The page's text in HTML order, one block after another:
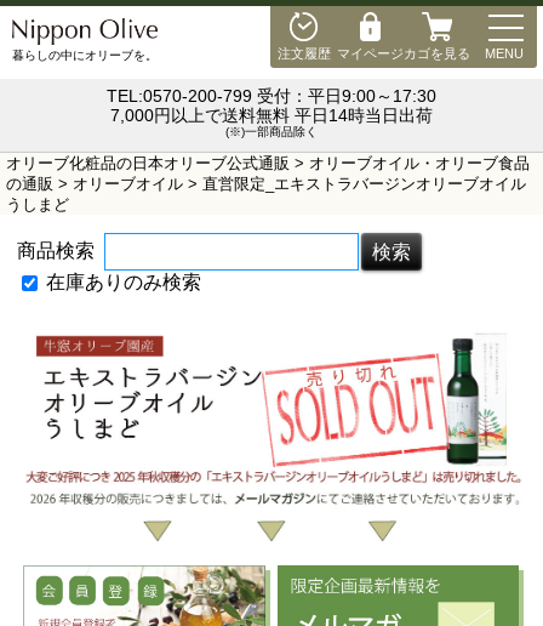
注文履歴 マイページカゴを見る MENU
暮らしの中にオリーブを。
TEL:0570-200-799 受付：平日9:00～17:30
7,000円以上で送料無料 平日14時当日出荷
(※)一部商品除く
オリーブ化粧品の日本オリーブ公式通販 > オリーブオイル・オリーブ食品
の通販 > オリーブオイル > 直営限定_エキストラバージンオリーブオイル
うしまど
商品検索
在庫ありのみ検索